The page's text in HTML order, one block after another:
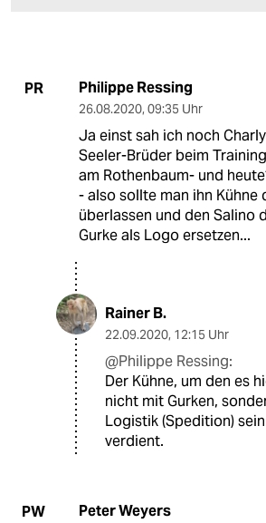
PR Philippe Ressing
26.08.2020, 09:35 Uhr
Ja einst sah ich noch
Seeler-Brüder beim
am Rothenbaum- und
- also sollte man ihn Kühne
überlassen und den Salino
Gurke als Logo ersetzen...
Rainer B.
22.09.2020, 12:15 Uhr
@Philippe Ressing:
Der Kühne, um den es
nicht mit Gurken,
Logistik (Spedition)
verdient.
PW Peter Weyers